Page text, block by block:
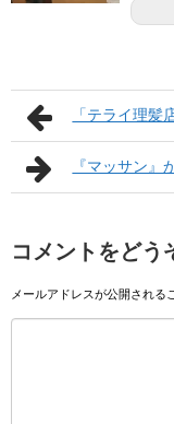
「テライ理髪
『マッサン』
コメントをどう
メールアドレスが公開される